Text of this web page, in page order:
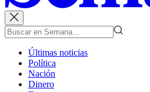
Últimas noticias
Política
Nación
Dinero